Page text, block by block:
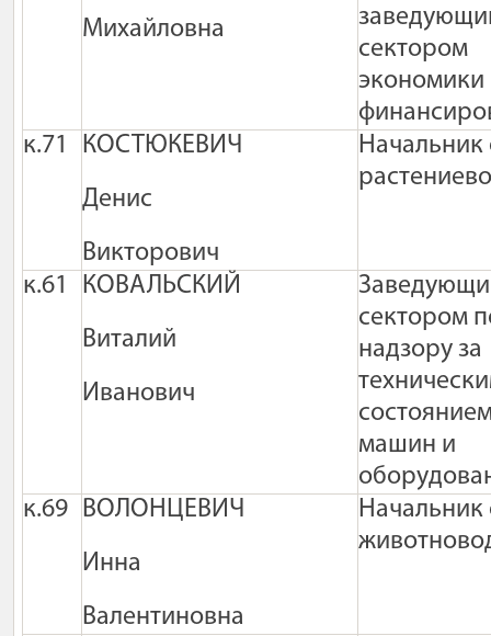
Михайловна
сектором
экономики
к.71
КОСТЮКЕВИЧ
Денис
Викторович
Начальник
к.61 КОВАЛЬСКИЙ
Виталий
Иванович
сектором
надзору за
машин и
к.69 ВОЛОНЦЕВИЧ
Инна
Валентиновна
Начальник